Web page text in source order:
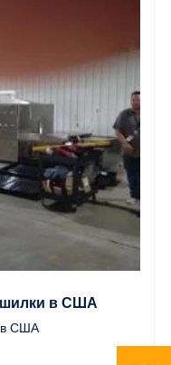
в США
в США